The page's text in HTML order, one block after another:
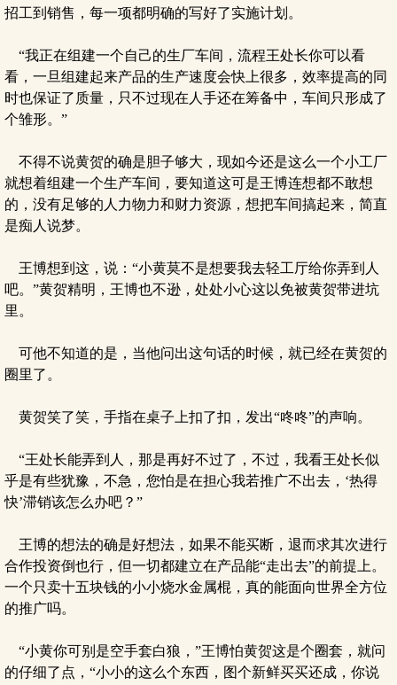
招工到销售，每一项都明确的写好了实施计划。
“我正在组建一个自己的生厂车间，流程王处长你可以看
看，一旦组建起来产品的生产速度会快上很多，效率提高的同
时也保证了质量，只不过现在人手还在筹备中，车间只形成了
个雏形。”
不得不说黄贺的确是胆子够大，现如今还是这么一个小工厂
就想着组建一个生产车间，要知道这可是王博连想都不敢想
的，没有足够的人力物力和财力资源，想把车间搞起来，简直
是痴人说梦。
王博想到这，说：“小黄莫不是想要我去轻工厅给你弄到人
吧。”黄贺精明，王博也不逊，处处小心这以免被黄贺带进坑
里。
可他不知道的是，当他问出这句话的时候，就已经在黄贺的
圈里了。
黄贺笑了笑，手指在桌子上扣了扣，发出“咚咚”的声响。
“王处长能弄到人，那是再好不过了，不过，我看王处长似
乎是有些犹豫，不急，您怕是在担心我若推广不出去，‘热得
快’滞销该怎么办吧？”
王博的想法的确是好想法，如果不能买断，退而求其次进行
合作投资倒也行，但一切都建立在产品能“走出去”的前提上。
一个只卖十五块钱的小小烧水金属棍，真的能面向世界全方位
的推广吗。
“小黄你可别是空手套白狼，”王博怕黄贺这是个圈套，就问
的仔细了点，“小小的这么个东西，图个新鲜买买还成，你说